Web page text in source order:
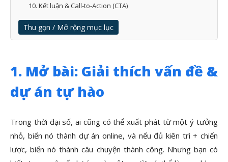
10. Kết luận & Call-to-Action (CTA)
Thu gọn / Mở rộng mục lục
1. Mở bài: Giải thích vấn đề &
dự án tự hào
Trong thời đại số, ai cũng có thể xuất phát từ một ý tưởng
nhỏ, biến nó thành dự án online, và nếu đủ kiên trì + chiến
lược, biến nó thành câu chuyện thành công. Nhưng bạn có